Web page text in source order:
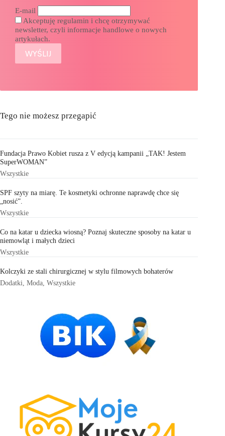
E-mail
Akceptuję regulamin i chcę otrzymywać
newsletter, czyli informacje handlowe o nowych
artykułach.
Tego nie możesz przegapić
Fundacja Prawo Kobiet rusza z V edycją kampanii „TAK! Jestem
SuperWOMAN”
Wszystkie
SPF szyty na miarę. Te kosmetyki ochronne naprawdę chce się
„nosić”.
Wszystkie
Co na katar u dziecka wiosną? Poznaj skuteczne sposoby na katar u
niemowląt i małych dzieci
Wszystkie
Kolczyki ze stali chirurgicznej w stylu filmowych bohaterów
Dodatki Moda Wszystkie